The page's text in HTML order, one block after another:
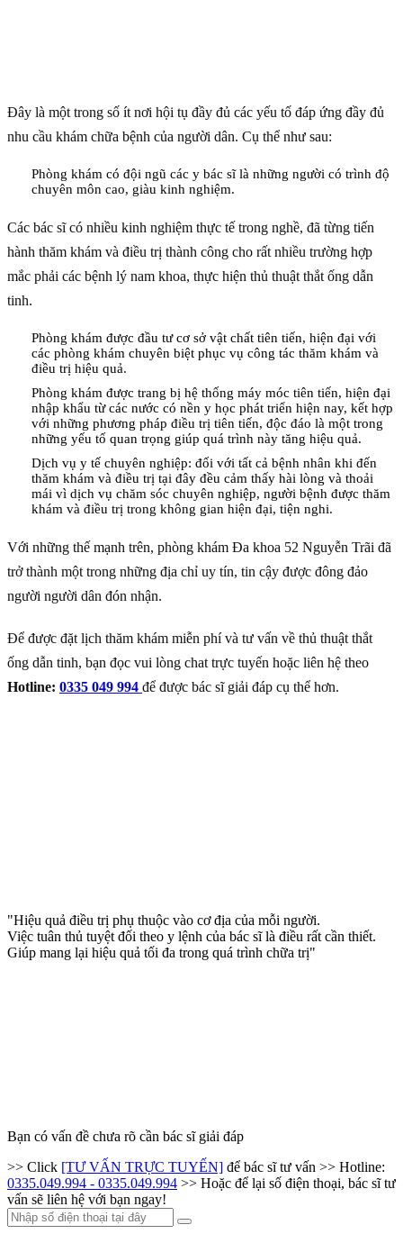
Đây là một trong số ít nơi hội tụ đầy đủ các yếu tố đáp ứng đầy đủ
nhu cầu khám chữa bệnh của người dân. Cụ thể như sau:
Phòng khám có đội ngũ các y bác sĩ là những người có trình độ
chuyên môn cao, giàu kinh nghiệm.
Các bác sĩ có nhiều kinh nghiệm thực tế trong nghề, đã từng tiến
hành thăm khám và điều trị thành công cho rất nhiều trường hợp
mắc phải các bệnh lý nam khoa, thực hiện thủ thuật thắt ống dẫn
tinh.
Phòng khám được đầu tư cơ sở vật chất tiên tiến, hiện đại với
các phòng khám chuyên biệt phục vụ công tác thăm khám và
điều trị hiệu quả.
Phòng khám được trang bị hệ thống máy móc tiên tiến, hiện đại
nhập khẩu từ các nước có nền y học phát triển hiện nay, kết hợp
với những phương pháp điều trị tiên tiến, độc đáo là một trong
những yếu tố quan trọng giúp quá trình này tăng hiệu quả.
Dịch vụ y tế chuyên nghiệp: đối với tất cả bệnh nhân khi đến
thăm khám và điều trị tại đây đều cảm thấy hài lòng và thoải
mái vì dịch vụ chăm sóc chuyên nghiệp, người bệnh được thăm
khám và điều trị trong không gian hiện đại, tiện nghi.
Với những thế mạnh trên, phòng khám Đa khoa 52 Nguyễn Trãi đã
trở thành một trong những địa chỉ uy tín, tin cậy được đông đảo
người người dân đón nhận.
Để được đặt lịch thăm khám miễn phí và tư vấn về thủ thuật thắt
ống dẫn tinh, bạn đọc vui lòng chat trực tuyến hoặc liên hệ theo
Hotline: 0335 049 994 để được bác sĩ giải đáp cụ thể hơn.
"Hiệu quả điều trị phụ thuộc vào cơ địa của mỗi người.
Việc tuân thủ tuyệt đối theo y lệnh của bác sĩ là điều rất cần thiết.
Giúp mang lại hiệu quả tối đa trong quá trình chữa trị"
Bạn có vấn đề chưa rõ cần bác sĩ giải đáp
>> Click [TƯ VẤN TRỰC TUYẾN] để bác sĩ tư vấn >> Hotline:
0335.049.994 - 0335.049.994 >> Hoặc để lại số điện thoại, bác sĩ tư
vấn sẽ liên hệ với bạn ngay!